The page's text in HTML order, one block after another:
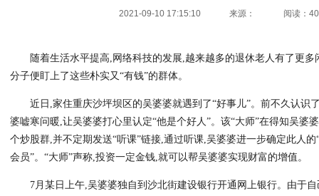
2021-09-10 17:15:10 来源： 阅读：
随着生活水平提高,网络科技的发展,越来越多的退休老人有了更
分子便盯上了这些朴实又“有钱”的群体。
近日,家住重庆沙坪坝区的吴婆婆就遇到了“好事儿”。前不久认识
婆嘘寒问暖,让吴婆婆打心里认定“他是个好人”。该“大师”在得知吴婆
个炒股群,并不定期发送“听课”链接,通过听课,吴婆婆进一步确定此人
会员”。“大师”声称,投资一定金钱,就可以帮吴婆婆实现财富的增值。
7月某日上午,吴婆婆独自到沙北街建设银行开通网上银行。由于